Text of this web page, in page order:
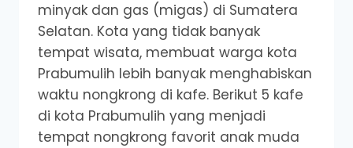
minyak dan gas (migas) di Sumatera
Selatan. Kota yang tidak banyak
tempat wisata, membuat warga kota
Prabumulih lebih banyak menghabiskan
waktu nongkrong di kafe. Berikut 5 kafe
di kota Prabumulih yang menjadi
tempat nongkrong favorit anak muda